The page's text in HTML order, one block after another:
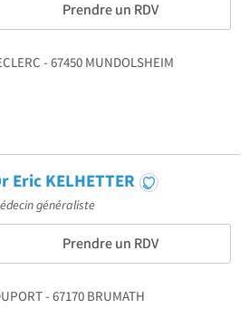
Prendre un RDV
67450 MUNDOLSHEIM
Eric KELHETTER
généraliste
Prendre un RDV
67170 BRUMATH